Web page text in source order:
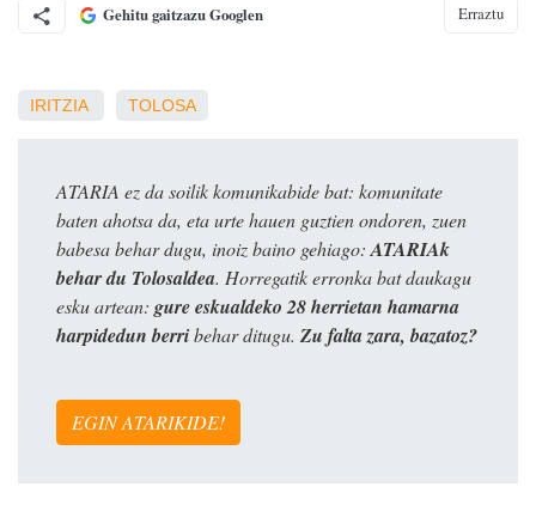
Gehitu gaitzazu Googlen Erraztu
IRITZIA TOLOSA
ATARIA ez da soilik komunikabide bat: komunitate
baten ahotsa da, eta urte hauen guztien ondoren, zuen
babesa behar dugu, inoiz baino gehiago:ATARIAk
behar du Tolosaldea. Horregatik erronka bat daukagu
esku artean: gure eskualdeko 28 herrietan hamarna
harpidedun berribehar ditugu. Zu falta zara, bazatoz?
EGIN ATARIKIDE!